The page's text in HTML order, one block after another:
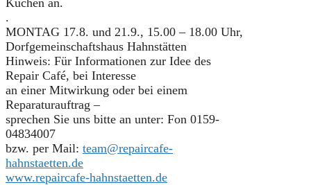
.
MONTAG 17.8. und 21.9., 15.00 – 18.00 Uhr,
Dorfgemeinschaftshaus Hahnstätten
Hinweis: Für Informationen zur Idee des
Repair Café, bei Interesse
an einer Mitwirkung oder bei einem
Reparaturauftrag –
sprechen Sie uns bitte an unter: Fon 0159-
04834007
bzw. per Mail: team@repaircafe-
hahnstaetten.de
www.repaircafe-hahnstaetten.de